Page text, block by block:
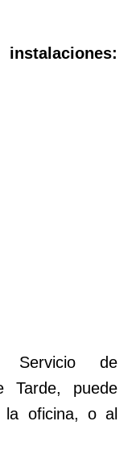
Servicio de
Tarde, puede
la oficina, o al